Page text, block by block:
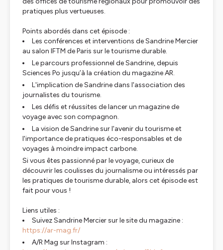
pratiques plus vertueuses.
Points abordés dans cet épisode :
Les conférences et interventions de Sandrine Mercier
au salon IFTM de Paris sur le tourisme durable.
Le parcours professionnel de Sandrine, depuis
Sciences Po jusqu’à la création du magazine AR.
L'implication de Sandrine dans l'association des
journalistes du tourisme.
Les défis et réussites de lancer un magazine de
voyage avec son compagnon.
La vision de Sandrine sur l'avenir du tourisme et
l'importance de pratiques éco-responsables et de
voyages à moindre impact carbone.
Si vous êtes passionné par le voyage, curieux de
découvrir les coulisses du journalisme ou intéressés par
les pratiques de tourisme durable, alors cet épisode est
fait pour vous !
Liens utiles :
Suivez Sandrine Mercier sur le site du magazine :
https://ar-mag.fr/
A/R Mag sur Instagram :